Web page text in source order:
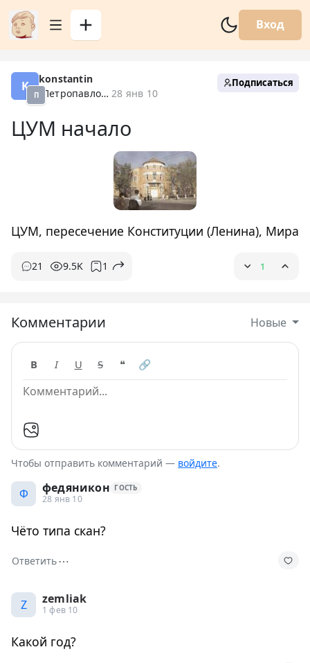
Вход
K
П
konstantin
Петропавловск XX 28 янв 10
Подписаться
ЦУМ начало
ЦУМ, пересечение Конституции (Ленина), Мира
21 9.5K 1 1
Комментарии Новые
B I U S ❝ 🔗
Чтобы отправить комментарий — войдите.
Ф федяникон ГОСТЬ
28 янв 10
Чёто типа скан?
Ответить⋯
Z zemliak
1 фев 10
Какой год?